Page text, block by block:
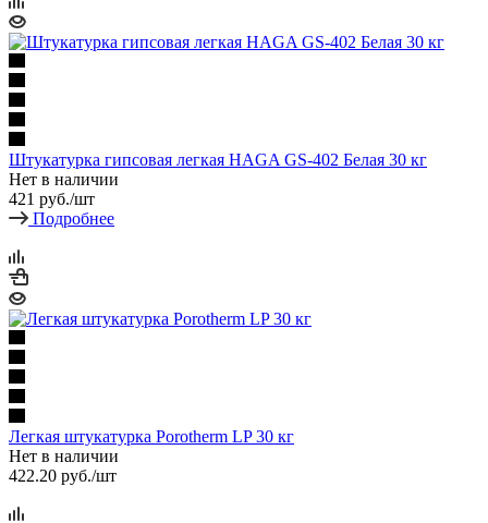
Штукатурка гипсовая легкая HAGA GS-402 Белая 30 кг
Нет в наличии
421 руб./шт
Подробнее
Легкая штукатурка Porotherm LP 30 кг
Нет в наличии
422.20 руб./шт